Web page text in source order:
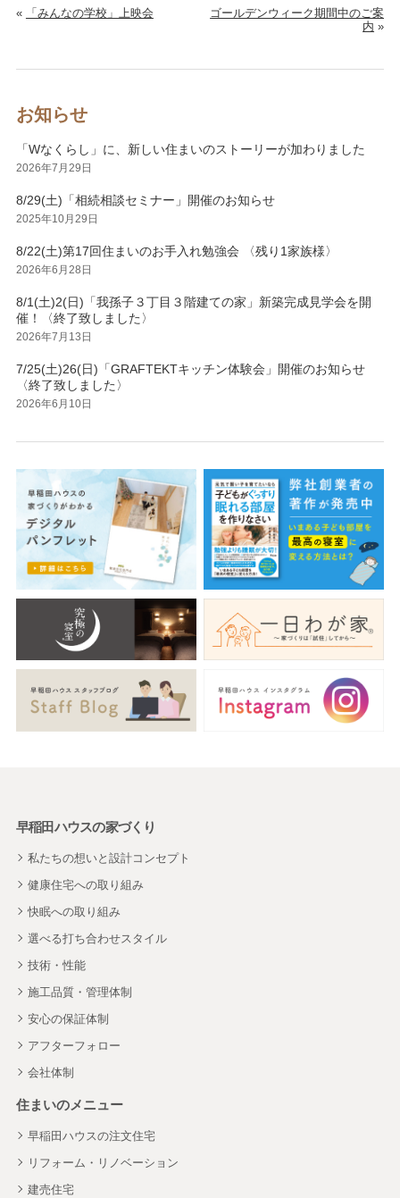
« 「みんなの学校」上映会
ゴールデンウィーク期間中のご案
内 »
お知らせ
「Wなくらし」に、新しい住まいのストーリーが加わりました
2026年7月29日
8/29(土)「相続相談セミナー」開催のお知らせ
2025年10月29日
8/22(土)第17回住まいのお手入れ勉強会 〈残り1家族様〉
2026年6月28日
8/1(土)2(日)「我孫子３丁目３階建ての家」新築完成見学会を開
催！〈終了致しました〉
2026年7月13日
7/25(土)26(日)「GRAFTEKTキッチン体験会」開催のお知らせ
〈終了致しました〉
2026年6月10日
早稲田ハウスの家づくり
私たちの想いと設計コンセプト
健康住宅への取り組み
快眠への取り組み
選べる打ち合わせスタイル
技術・性能
施工品質・管理体制
安心の保証体制
アフターフォロー
会社体制
住まいのメニュー
早稲田ハウスの注文住宅
リフォーム・リノベーション
建売住宅